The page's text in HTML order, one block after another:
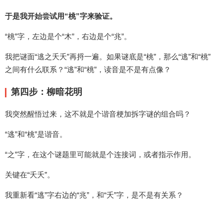
于是我开始尝试用“桃”字来验证。
“桃”字，左边是个“木”，右边是个“兆”。
我把谜面“逃之夭夭”再捋一遍。如果谜底是“桃”，那么“逃”和“桃”
之间有什么联系？“逃”和“桃”，读音是不是有点像？
第四步：柳暗花明
我突然醒悟过来，这不就是个谐音梗加拆字谜的组合吗？
“逃”和“桃”是谐音。
“之”字，在这个谜题里可能就是个连接词，或者指示作用。
关键在“夭夭”。
我重新看“逃”字右边的“兆”，和“夭”字，是不是有关系？